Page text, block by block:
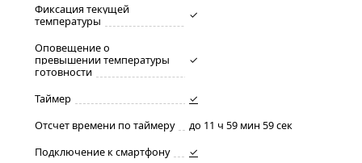
Фиксация текущей
температуры
✓
Оповещение о
превышении температуры
готовности
✓
Таймер
✓
Отсчет времени по таймеру
до 11 ч 59 мин 59 сек
Подключение к смартфону
✓